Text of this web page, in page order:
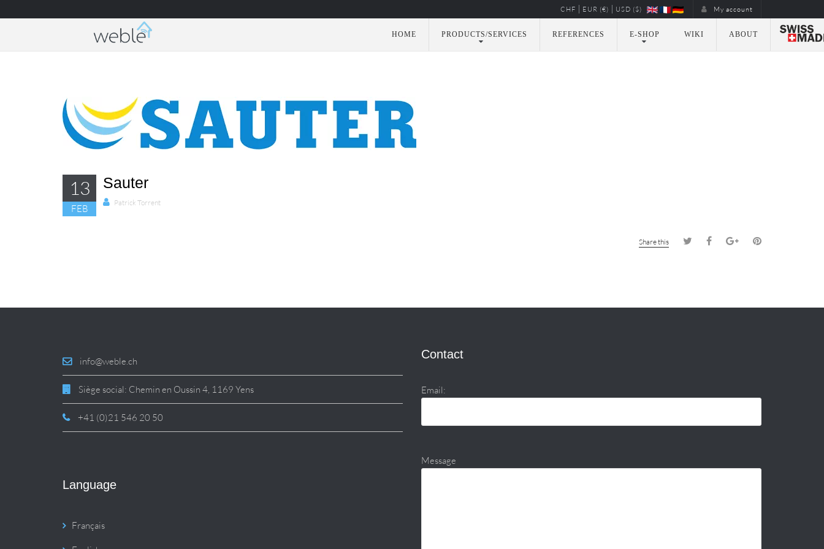
CHF | EUR (€) | USD ($) My account
Weble — Industrial IoT gateways & building automation
HOME PRODUCTS/SERVICES REFERENCES E-SHOP WIKI ABOUT
13
FEB
Sauter
Patrick Torrent
Share this
info@weble.ch
Siège social: Chemin en Oussin 4, 1169 Yens
+41 (0)21 546 20 50
Language
Français
Contact
Email:
Message